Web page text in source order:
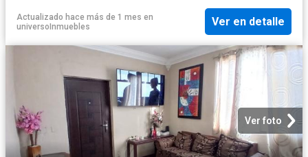
Actualizado hace más de 1 mes en
universoInmuebles
Ver en detalle
Ver foto